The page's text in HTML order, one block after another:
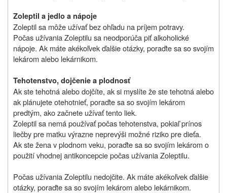
Zoleptil a jedlo a nápoje
Zoleptil sa môže užívať bez ohľadu na príjem potravy.
Počas užívania Zoleptilu sa neodporúča piť alkoholické
nápoje. Ak máte akékoľvek ďalšie otázky, poraďte sa so svojím
lekárom alebo lekárnikom.
Tehotenstvo, dojčenie a plodnosť
Ak ste tehotná alebo dojčíte, ak si myslíte že ste tehotná alebo
ak plánujete otehotnieť, poraďte sa so svojím lekárom
predtým, ako začnete užívať tento liek.
Zoleptil sa nemá používať počas tehotenstva, pokiaľ prínos
liečby pre matku výrazne neprevýši možné riziko pre dieťa.
Ak ste žena v plodnom veku, poraďte sa so svojím lekárom o
použití vhodnej antikoncepcie počas užívania Zoleptilu.
Počas užívania Zoleptilu nedojčite. Ak máte akékoľvek ďalšie
otázky, poraďte sa so svojím lekárom alebo lekárnikom.